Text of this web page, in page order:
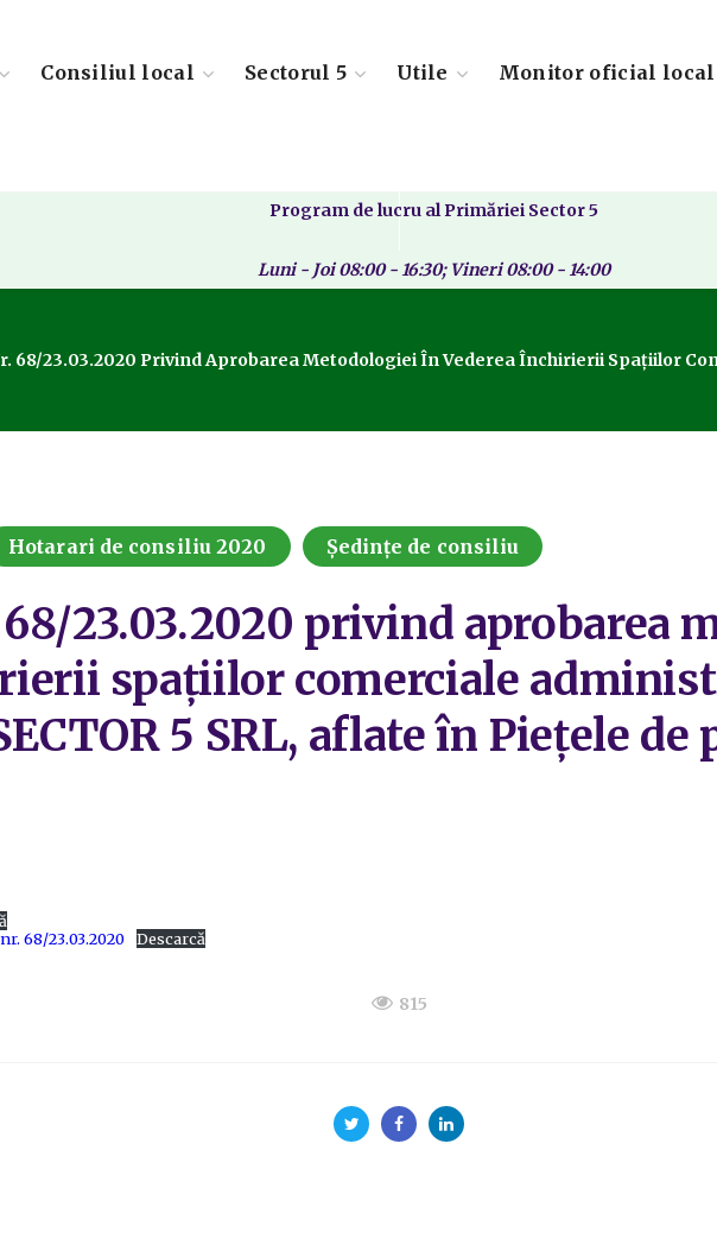
Consiliul local Sectorul 5 Utile Monitor oficial local
Program de lucru al Primăriei Sector 5
Luni - Joi 08:00 - 16:30; Vineri 08:00 - 14:00
68/23.03.2020 Privind Aprobarea Metodologiei În Vederea Închirierii Spațiilor
Hotarari de consiliu 2020 Ședințe de consiliu
23.03.2020 privind aprobarea
spațiilor comerciale
5 SRL, aflate în Piețele
68/23.03.2020
Descarcă
815